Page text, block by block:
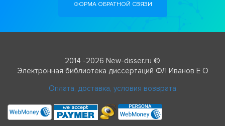
ФОРМА ОБРАТНОЙ СВЯЗИ
2014 -2026 New-disser.ru ©
Электронная библиотека диссертаций ФЛ Иванов Е О
Оплата, доставка, условия возврата